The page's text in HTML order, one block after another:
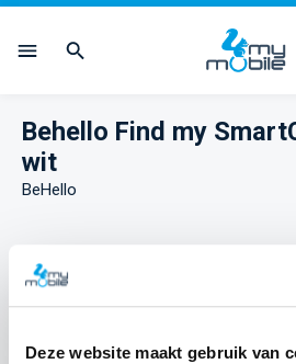
Deze website maakt gebruik van
Behello Find my
wit
BeHello